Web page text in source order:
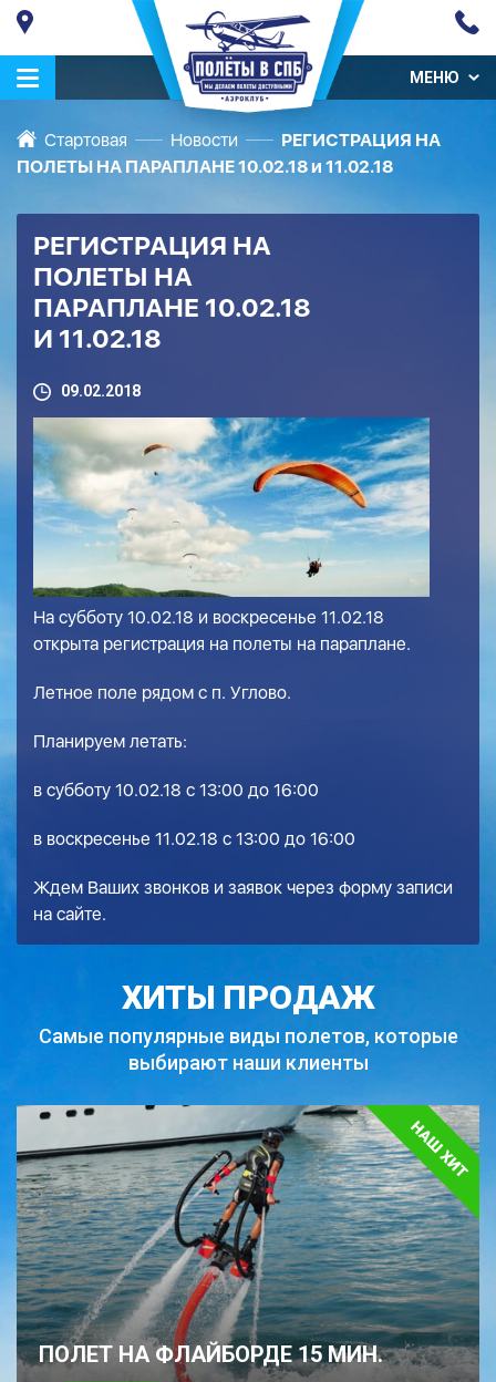
МЕНЮ
Стартовая Новости
РЕГИСТРАЦИЯ НА
ПОЛЕТЫ НА ПАРАПЛАНЕ 10.02.18 и 11.02.18
РЕГИСТРАЦИЯ НА
ПОЛЕТЫ НА
ПАРАПЛАНЕ 10.02.18
И 11.02.18
09.02.2018
На субботу 10.02.18 и воскресенье 11.02.18
открыта регистрация на полеты на параплане.
Летное поле рядом с п. Углово.
Планируем летать:
в субботу 10.02.18 с 13:00 до 16:00
в воскресенье 11.02.18 с 13:00 до 16:00
Ждем Ваших звонков и заявок через форму записи
на сайте.
ХИТЫ ПРОДАЖ
Самые популярные виды полетов, которые
выбирают наши клиенты
ПОЛЕТ НА ФЛАЙБОРДЕ 15 МИН.